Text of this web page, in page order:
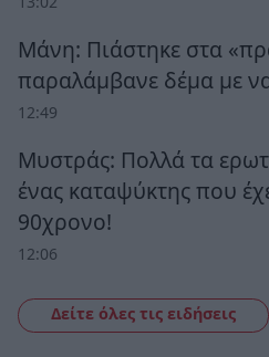
Μάνη: Πιάστηκε στα
παραλάμβανε δέμα με
12:49
Μυστράς: Πολλά τα
ένας καταψύκτης που
90χρονο!
12:06
Δείτε όλες τις ειδήσεις